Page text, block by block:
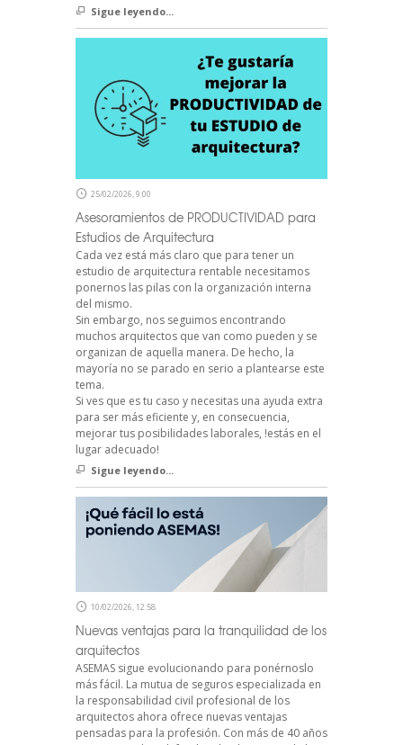
Sigue leyendo...
25/02/2026, 9:00
Asesoramientos de PRODUCTIVIDAD para
Estudios de Arquitectura
Cada vez está más claro que para tener un
estudio de arquitectura rentable necesitamos
ponernos las pilas con la organización interna
del mismo.
Sin embargo, nos seguimos encontrando
muchos arquitectos que van como pueden y se
organizan de aquella manera. De hecho, la
mayoría no se parado en serio a plantearse este
tema.
Si ves que es tu caso y necesitas una ayuda extra
para ser más eficiente y, en consecuencia,
mejorar tus posibilidades laborales, !estás en el
lugar adecuado!
Sigue leyendo...
10/02/2026, 12:58
Nuevas ventajas para la tranquilidad de los
arquitectos
ASEMAS sigue evolucionando para ponérnoslo
más fácil. La mutua de seguros especializada en
la responsabilidad civil profesional de los
arquitectos ahora ofrece nuevas ventajas
pensadas para la profesión. Con más de 40 años